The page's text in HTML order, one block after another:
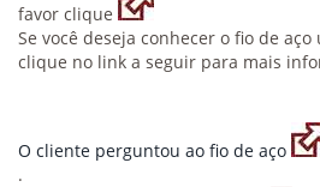
favor clique
Se você deseja conhecer o fio de
clique no link a seguir para mais
O cliente perguntou ao fio de aço
.